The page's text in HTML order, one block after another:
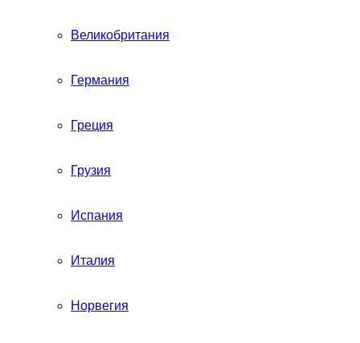
Великобритания
Германия
Греция
Грузия
Испания
Италия
Норвегия